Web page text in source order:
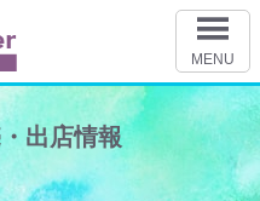
MENU
出店情報